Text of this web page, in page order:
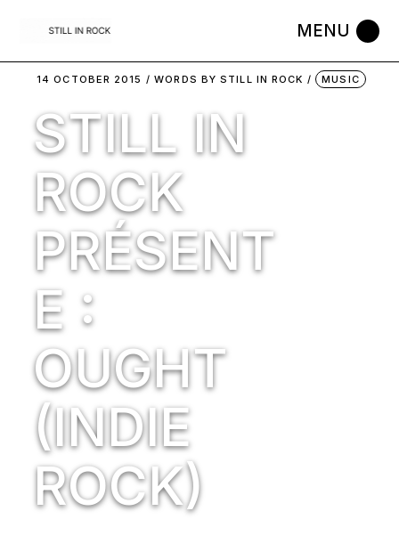
14 OCTOBER 2015 WORDS BYSTILL IN ROCK MUSIC
STILL IN
ROCK
PRÉSENT
E :
OUGHT
(INDIE
ROCK)